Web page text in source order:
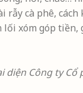
rẫy cà phê,
xóm góp tiền,
diện Công ty Cổ